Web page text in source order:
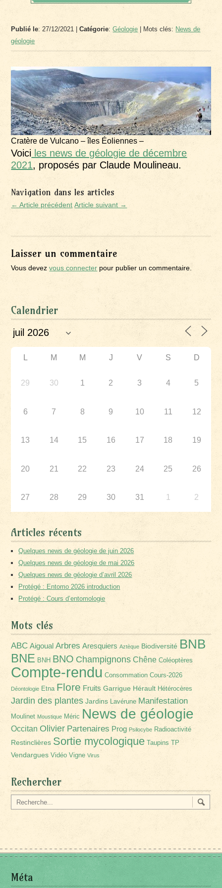
Publié le: 27/12/2021 |Catégorie:Géologie | Mots clés: News de
géologie
Cratère de Vulcano – îles Éoliennes –
Voici les news de géologie de décembre
2021, proposés par Claude Moulineau.
Navigation dans les articles
← Article précédent Article suivant →
Laisser un commentaire
Vous devezvous connecter pour publier un commentaire.
Calendrier
L M M J V S D
29 30 1 2 3 4 5
6 7 8 9 10 11 12
13 14 15 16 17 18 19
20 21 22 23 24 25 26
27 28 29 30 31 1 2
Articles récents
Quelques news de géologie de juin 2026
Quelques news de géologie de mai 2026
Quelques news de géologie d’avril 2026
Protégé : Entomo 2026 introduction
Protégé : Cours d’entomologie
Mots clés
ABC Aigoual Arbres Aresquiers Aztèque Biodiversité BNB
BNE BNH BNO Champignons Chêne Coléoptères
Compte-rendu Consommation Cours-2026
Déontologie Etna Flore Fruits Garrigue Hérault Hétérocères
Jardin des plantes Jardins Lavérune Manifestation
Moulinet Moustique Méric News de géologie
Occitan Olivier Partenaires Prog Psilocybe Radioactivité
Restinclières Sortie mycologique Taupins TP
Vendargues Vidéo Vigne Virus
Rechercher
Méta